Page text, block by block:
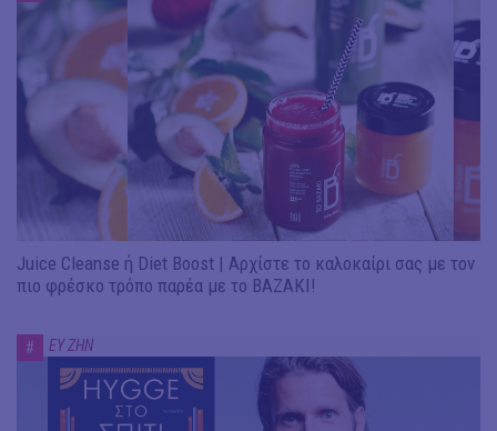
Juice Cleanse ή Diet Boost | Αρχίστε το καλοκαίρι σας με τον
πιο φρέσκο τρόπο παρέα με το ΒΑΖΑΚΙ!
# ΕΥ ΖΗΝ